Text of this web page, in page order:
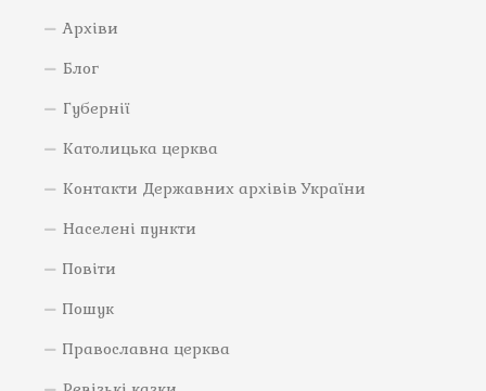
Архіви
Блог
Губернії
Католицька церква
Контакти Державних архівів України
Населені пункти
Повіти
Пошук
Православна церква